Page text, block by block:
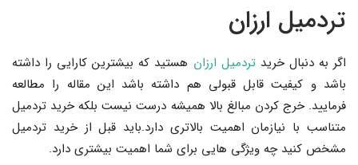
تردمیل ارزان
اگر به دنبال خریدتردمیل ارزان هستید که بیشترین کارایی را داشته
باشد و کیفیت قابل قبولی هم داشته باشد این مقاله را مطالعه
فرمایید. خرج کردن مبالغ بالا همیشه درست نیست بلکه خرید تردمیل
متناسب با نیازمان اهمیت بالاتری دارد.باید قبل از خرید تردمیل
مشخص کنید چه ویژگی هایی برای شما اهمیت بیشتری دارد.